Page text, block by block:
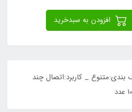
رنگ بندی:متنوع _ کاربرد:اتصال چند